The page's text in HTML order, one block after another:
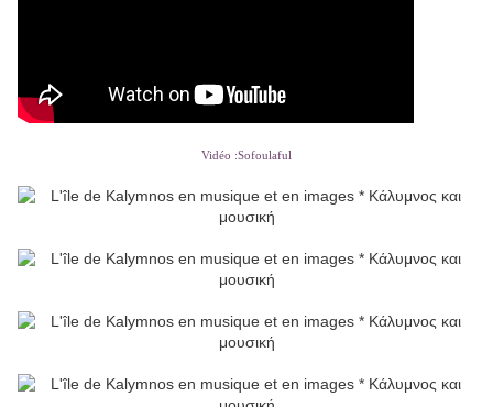
Vidéo :Sofoulaful